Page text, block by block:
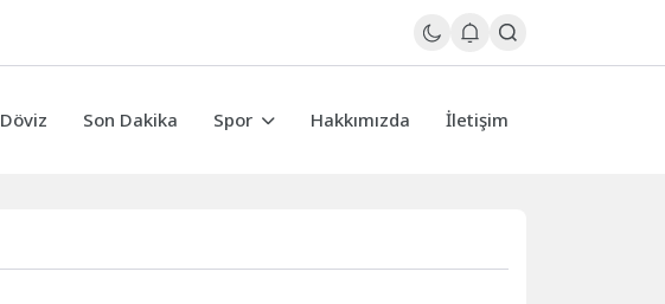
Döviz Son Dakika Spor Hakkımızda İletişim